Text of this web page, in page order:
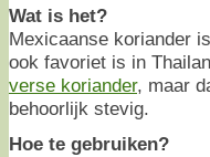
Wat is het?
Mexicaanse koriander
ook favoriet is in
verse koriander, maar
behoorlijk stevig.
Hoe te gebruiken?